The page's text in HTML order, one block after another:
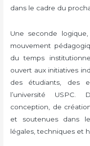
dans le cadre du
Une seconde
mouvement
du temps
ouvert aux initiatives
des étudiants, des
l’université USPC.
conception, de
et soutenues dans
légales, techniques et